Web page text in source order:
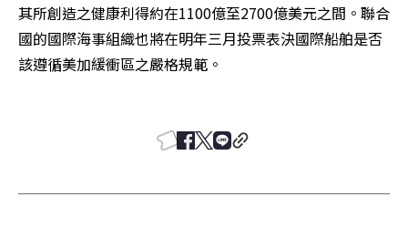
其所創造之健康利得約在1100億至2700億美元之間。聯合
國的國際海事組織也將在明年三月投票表決國際船舶是否
該遵循美加緩衝區之嚴格規範。